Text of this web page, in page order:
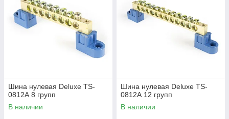
Шина нулевая Deluxe TS-
0812А 8 групп
В наличии
Шина нулевая Deluxe TS-
0812А 12 групп
В наличии